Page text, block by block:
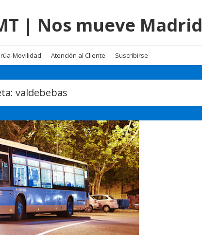
| Nos mueve Madrid
Movilidad Atención al Cliente Suscribirse
valdebebas